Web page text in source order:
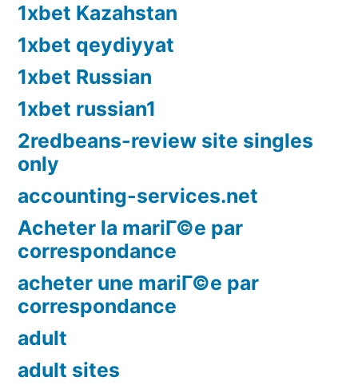
1xbet Kazahstan
1xbet qeydiyyat
1xbet Russian
1xbet russian1
2redbeans-review site singles
only
accounting-services.net
Acheter la mariГ©e par
correspondance
acheter une mariГ©e par
correspondance
adult
adult sites